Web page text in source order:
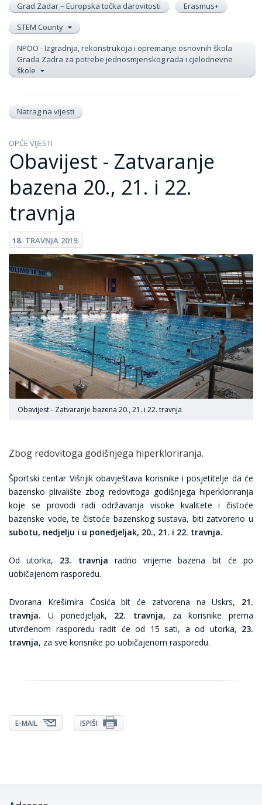
Grad Zadar – Europska točka darovitosti
Erasmus+
STEM County
NPOO - Izgradnja, rekonstrukcija i opremanje osnovnih škola
Grada Zadra za potrebe jednosmjenskog rada i cjelodnevne
škole
Natrag na vijesti
OPĆE VIJESTI
Obavijest - Zatvaranje
bazena 20., 21. i 22.
travnja
18. TRAVNJA 2019.
Obavijest - Zatvaranje bazena 20., 21. i 22. travnja
Zbog redovitoga godišnjega hiperkloriranja.
Športski centar Višnjik obavještava korisnike i posjetitelje da će
bazensko plivalište zbog redovitoga godišnjega hiperkloriranja
koje se provodi radi održavanja visoke kvalitete i čistoće
bazenske vode, te čistoće bazenskog sustava, biti zatvoreno u
subotu, nedjelju i u ponedjeljak, 20., 21. i 22. travnja.
Od utorka, 23. travnja radno vrijeme bazena bit će po
uobičajenom rasporedu.
Dvorana Krešimira Ćosića bit će zatvorena na Uskrs, 21.
travnja. U ponedjeljak, 22. travnja, za korisnike prema
utvrđenom rasporedu radit će od 15 sati, a od utorka, 23.
travnja, za sve korisnike po uobičajenom rasporedu.
E-MAIL ISPIŠI